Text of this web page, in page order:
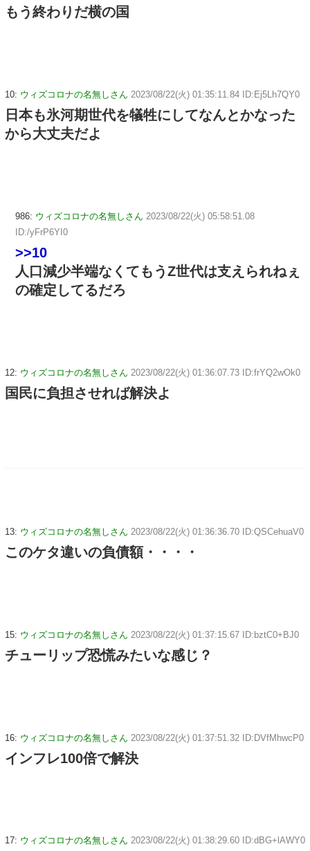
もう終わりだ横の国
10: ウィズコロナの名無しさん 2023/08/22(火) 01:35:11.84 ID:Ej5Lh7QY0
日本も氷河期世代を犠牲にしてなんとかなった
から大丈夫だよ
986: ウィズコロナの名無しさん 2023/08/22(火) 05:58:51.08
ID:/yFrP6YI0
>>10
人口減少半端なくてもうZ世代は支えられねぇ
の確定してるだろ
12: ウィズコロナの名無しさん 2023/08/22(火) 01:36:07.73 ID:frYQ2wOk0
国民に負担させれば解決よ
13: ウィズコロナの名無しさん 2023/08/22(火) 01:36:36.70 ID:QSCehuaV0
このケタ違いの負債額・・・・
15: ウィズコロナの名無しさん 2023/08/22(火) 01:37:15.67 ID:bztC0+BJ0
チューリップ恐慌みたいな感じ？
16: ウィズコロナの名無しさん 2023/08/22(火) 01:37:51.32 ID:DVfMhwcP0
インフレ100倍で解決
17: ウィズコロナの名無しさん 2023/08/22(火) 01:38:29.60 ID:dBG+lAWY0